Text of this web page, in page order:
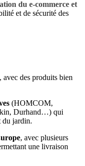
du e-commerce et
et de sécurité des
, avec des produits bien
(HOMCOM,
Durhand…) qui
du jardin.
, avec plusieurs
une livraison